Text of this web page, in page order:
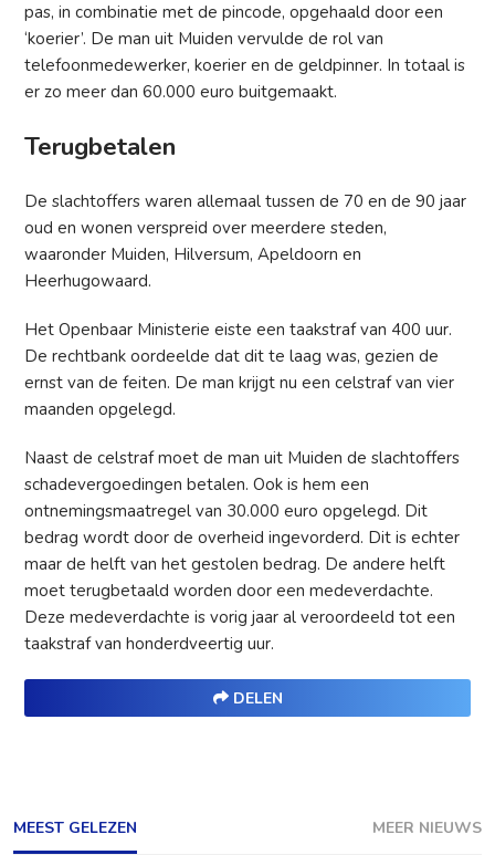
pas, in combinatie met de pincode, opgehaald door een
‘koerier’. De man uit Muiden vervulde de rol van
telefoonmedewerker, koerier en de geldpinner. In totaal is
er zo meer dan 60.000 euro buitgemaakt.
Terugbetalen
De slachtoffers waren allemaal tussen de 70 en de 90 jaar
oud en wonen verspreid over meerdere steden,
waaronder Muiden, Hilversum, Apeldoorn en
Heerhugowaard.
Het Openbaar Ministerie eiste een taakstraf van 400 uur.
De rechtbank oordeelde dat dit te laag was, gezien de
ernst van de feiten. De man krijgt nu een celstraf van vier
maanden opgelegd.
Naast de celstraf moet de man uit Muiden de slachtoffers
schadevergoedingen betalen. Ook is hem een
ontnemingsmaatregel van 30.000 euro opgelegd. Dit
bedrag wordt door de overheid ingevorderd. Dit is echter
maar de helft van het gestolen bedrag. De andere helft
moet terugbetaald worden door een medeverdachte.
Deze medeverdachte is vorig jaar al veroordeeld tot een
taakstraf van honderdveertig uur.
DELEN
MEEST GELEZEN MEER NIEUWS